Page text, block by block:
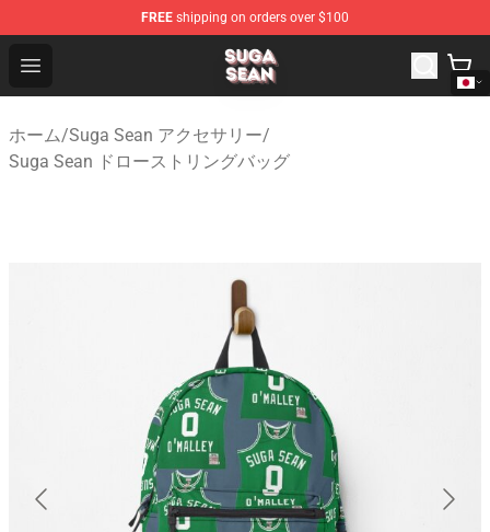
FREE shipping on orders over $100
Open menu
Suga Sean Shop - Official Suga Sean Merchandise Store
ホーム/Suga Sean アクセサリー/
Suga Sean ドローストリングバッグ